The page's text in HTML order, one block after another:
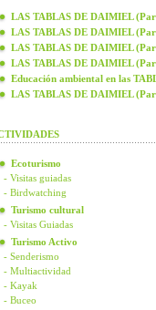
LAS TABLAS DE DAIMIEL
LAS TABLAS DE DAIMIEL
LAS TABLAS DE DAIMIEL
LAS TABLAS DE DAIMIEL
Educación ambiental en las
LAS TABLAS DE DAIMIEL
Ecoturismo
- Visitas guiadas
- Birdwatching
Turismo cultural
- Visitas Guiadas
Turismo Activo
- Senderismo
- Multiactividad
- Kayak
- Buceo